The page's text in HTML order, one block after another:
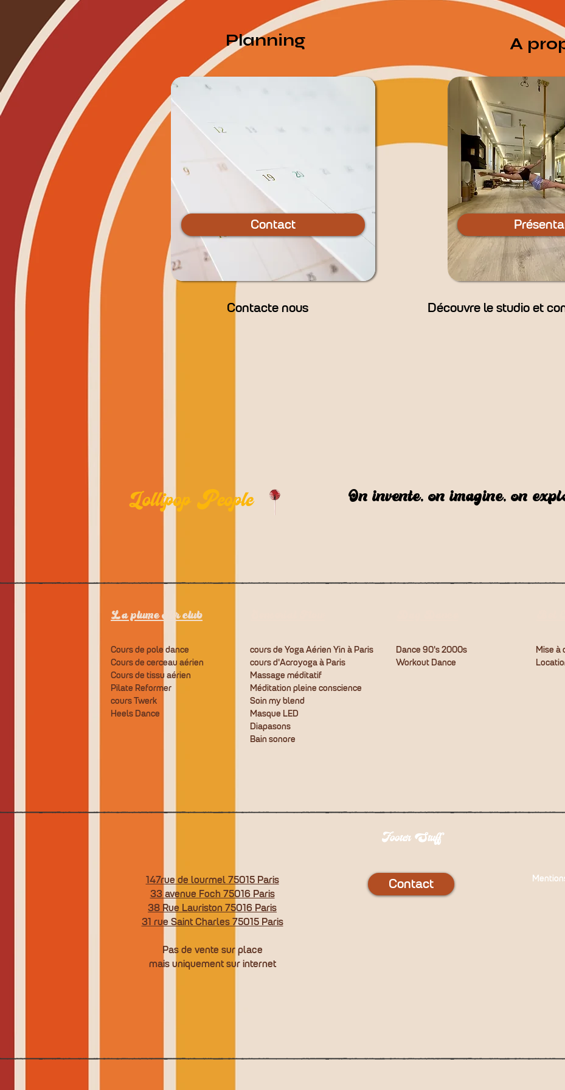
Planning
Contact
Contacte nous
A
Découvre le studio et
Lollipop People On invente, on imagine, on
La plume Air club
Cours de pole dance
Cours de cerceau aérien
Cours de tissu aérien
Pilate Reformer
cours Twerk
Heels Dance
cours de Yoga Aérien Yin à Paris
cours d'Acroyoga à Paris
Massage méditatif
Méditation pleine conscience
Soin my blend
Masque LED
Diapasons
Bain sonore
Dance 90's 2000s
Workout Dance
Mise à
Footer Stuff
147rue de lourmel 75015 Paris
33 avenue Foch 75016 Paris
38 Rue Lauriston 75016 Paris
31 rue Saint Charles 75015 Paris
Pas de vente sur place
mais uniquement sur internet
Contact